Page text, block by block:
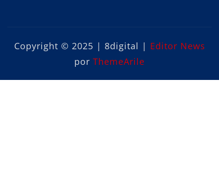
Copyright © 2025 | 8digital | Editor News
por ThemeArile